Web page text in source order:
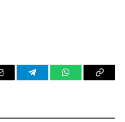
TelegramWhatsAppCopy